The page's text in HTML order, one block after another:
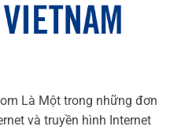
Là Một trong những đơn
và truyền hình Internet